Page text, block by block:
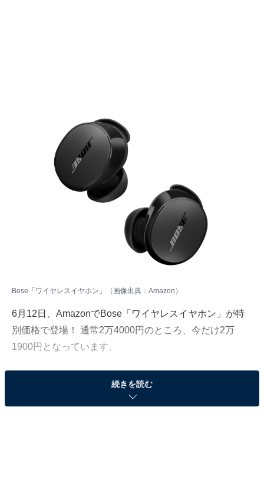
Bose「ワイヤレスイヤホン」（画像出典：Amazon）
6月12日、AmazonでBose「ワイヤレスイヤホン」が特
別価格で登場！ 通常2万4000円のところ、今だけ2万
1900円となっています。
そのほかにも注目の商品がラインナップされているの
で、あわせて紹介していきましょう。
続きを読む